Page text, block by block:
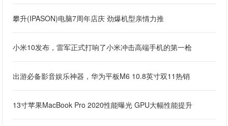
攀升(IPASON)电脑7周年店庆 劲爆机型亲情力推
小米10发布，雷军正式打响了小米冲击高端手机的第一枪
出游必备影音娱乐神器，华为平板M6 10.8英寸双11热销
13寸苹果MacBook Pro 2020性能曝光 GPU大幅性能提升